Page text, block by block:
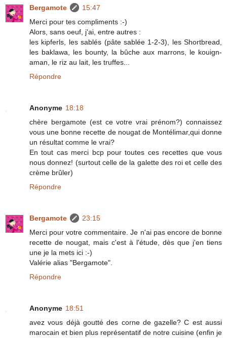
Bergamote
15:47
Merci pour tes compliments :-)
Alors, sans oeuf, j'ai, entre autres :
les kipferls, les sablés (pâte sablée 1-2-3), les Shortbread,
les baklawa, les bounty, la bûche aux marrons, le kouign-
aman, le riz au lait, les truffes...
Répondre
Anonyme 18:18
chère bergamote (est ce votre vrai prénom?) connaissez
vous une bonne recette de nougat de Montélimar,qui donne
un résultat comme le vrai?
En tout cas merci bcp pour toutes ces recettes que vous
nous donnez! (surtout celle de la galette des roi et celle des
crème brûler)
Répondre
Bergamote
23:15
Merci pour votre commentaire. Je n'ai pas encore de bonne
recette de nougat, mais c'est à l'étude, dès que j'en tiens
une je la mets ici :-)
Valérie alias "Bergamote".
Répondre
Anonyme 18:51
avez vous déjà goutté des corne de gazelle? C est aussi
marocain et bien plus représentatif de notre cuisine (enfin je